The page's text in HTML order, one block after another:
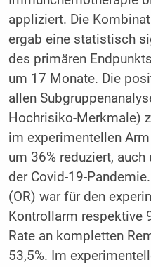
appliziert. Die
ergab eine statistisch
des primären
um 17 Monate. Die
allen
Hochrisiko-Merkmale)
im experimentellen
um 36% reduziert,
der Covid-19-
(OR) war für den
Kontrollarm respektive
Rate an kompletten
53,5%. Im